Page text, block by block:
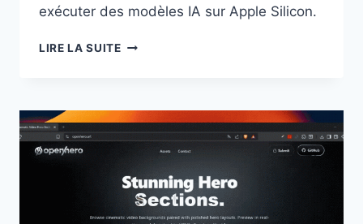
exécuter des modèles IA sur Apple Silicon.
LIRE LA SUITEOLLAMA
UNE
PRISE
DES
MODÈLES
MLX